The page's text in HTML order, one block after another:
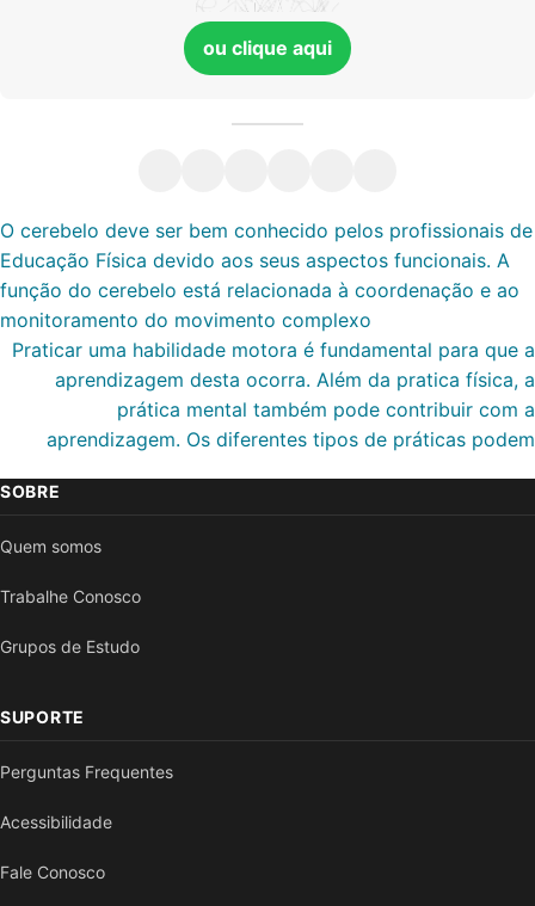
ou clique aqui
O cerebelo deve ser bem conhecido pelos profissionais de
Educação Física devido aos seus aspectos funcionais. A
função do cerebelo está relacionada à coordenação e ao
monitoramento do movimento complexo
Praticar uma habilidade motora é fundamental para que a
aprendizagem desta ocorra. Além da pratica física, a
prática mental também pode contribuir com a
aprendizagem. Os diferentes tipos de práticas podem
SOBRE
Quem somos
Trabalhe Conosco
Grupos de Estudo
SUPORTE
Perguntas Frequentes
Acessibilidade
Fale Conosco